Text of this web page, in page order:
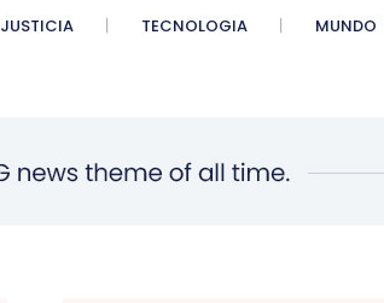
JUSTICIA TECNOLOGIA MUNDO